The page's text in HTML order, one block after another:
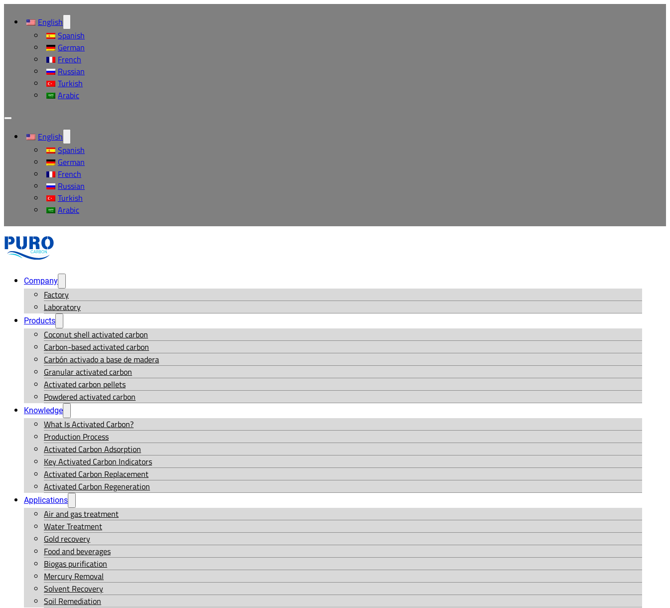
English
Spanish
German
French
Russian
Turkish
Arabic
English
Spanish
German
French
Russian
Turkish
Arabic
Company
Factory
Laboratory
Products
Coconut shell activated carbon
Carbon-based activated carbon
Carbón activado a base de madera
Granular activated carbon
Activated carbon pellets
Powdered activated carbon
Knowledge
What Is Activated Carbon?
Production Process
Activated Carbon Adsorption
Key Activated Carbon Indicators
Activated Carbon Replacement
Activated Carbon Regeneration
Applications
Air and gas treatment
Water Treatment
Gold recovery
Food and beverages
Biogas purification
Mercury Removal
Solvent Recovery
Soil Remediation